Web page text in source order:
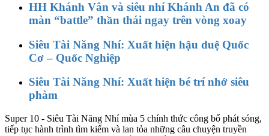
HH Khánh Vân và siêu nhí Khánh An đã có
màn “battle” thần thái ngay trên vòng xoay
Siêu Tài Năng Nhí: Xuất hiện hậu duệ Quốc
Cơ – Quốc Nghiệp
Siêu Tài Năng Nhí: Xuất hiện bé trí nhớ siêu
phàm
Super 10 - Siêu Tài Năng Nhí mùa 5 chính thức công bố phát sóng,
tiếp tục hành trình tìm kiếm và lan tỏa những câu chuyện truyền